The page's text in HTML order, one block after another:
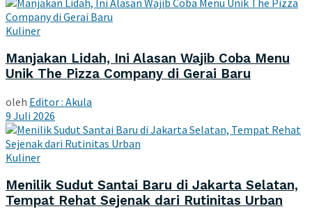
Kuliner
Manjakan Lidah, Ini Alasan Wajib Coba Menu
Unik The Pizza Company di Gerai Baru
oleh Editor : Akula
9 Juli 2026
Kuliner
Menilik Sudut Santai Baru di Jakarta Selatan,
Tempat Rehat Sejenak dari Rutinitas Urban